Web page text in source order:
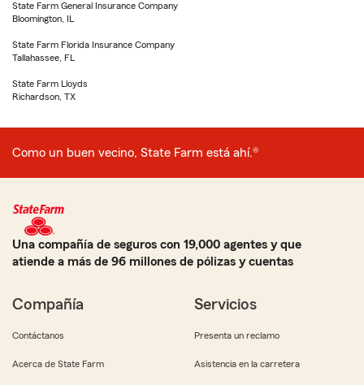
State Farm General Insurance Company
Bloomington, IL
State Farm Florida Insurance Company
Tallahassee, FL
State Farm Lloyds
Richardson, TX
Como un buen vecino, State Farm está ahí.®
Una compañía de seguros con 19,000 agentes y que
atiende a más de 96 millones de pólizas y cuentas
Compañía
Contáctanos
Acerca de State Farm
Servicios
Presenta un reclamo
Asistencia en la carretera